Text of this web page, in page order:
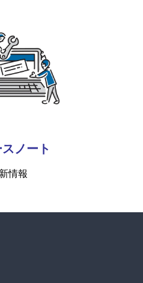
ノート
情報